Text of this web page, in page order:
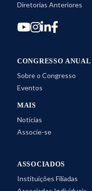
Diretorias Anteriores
CONGRESSO ANUAL
Sobre o Congresso
Eventos
MAIS
Notícias
Associe-se
ASSOCIADOS
Instituições Filiadas